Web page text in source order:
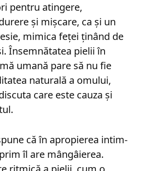
pentru atingere,
și mișcare, ca și un
mimica feței ținând de
Însemnătatea pielii în
umană pare să nu fie
naturală a omului,
care este cauza și
că în apropierea intim-
îl are mângâierea.